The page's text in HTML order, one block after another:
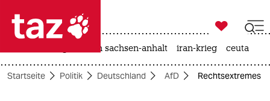
 taz zahl ich
taz zahl ich

taz zahl ich
landtagswahl in sachsen-anhalt iran-krieg ceuta
Startseite Politik Deutschland AfD Rechtsextremes